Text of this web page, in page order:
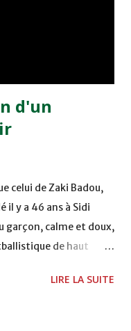
d'un
celui de Zaki Badou,
il y a 46 ans à Sidi
garçon, calme et doux,
de haut
aura sa première
LIRE LA SUITE